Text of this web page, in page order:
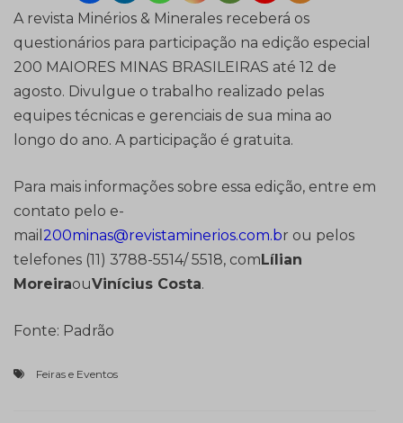
A revista Minérios & Minerales receberá os
questionários para participação na edição especial
200 MAIORES MINAS BRASILEIRAS até 12 de
agosto. Divulgue o trabalho realizado pelas
equipes técnicas e gerenciais de sua mina ao
longo do ano. A participação é gratuita.
Para mais informações sobre essa edição, entre em
contato pelo e-
mail 200minas@revistaminerios.com.br ou pelos
telefones (11) 3788-5514/ 5518, com Lílian
MoreiraouVinícius Costa.
Fonte: Padrão
Feiras e Eventos